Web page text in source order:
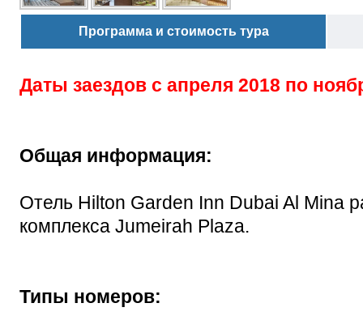
Программа и стоимость тура
Даты заездов с апреля 2018 по
Общая информация:
Отель Hilton Garden Inn Dubai Al Mina
комплекса Jumeirah Plaza.
Типы номеров: